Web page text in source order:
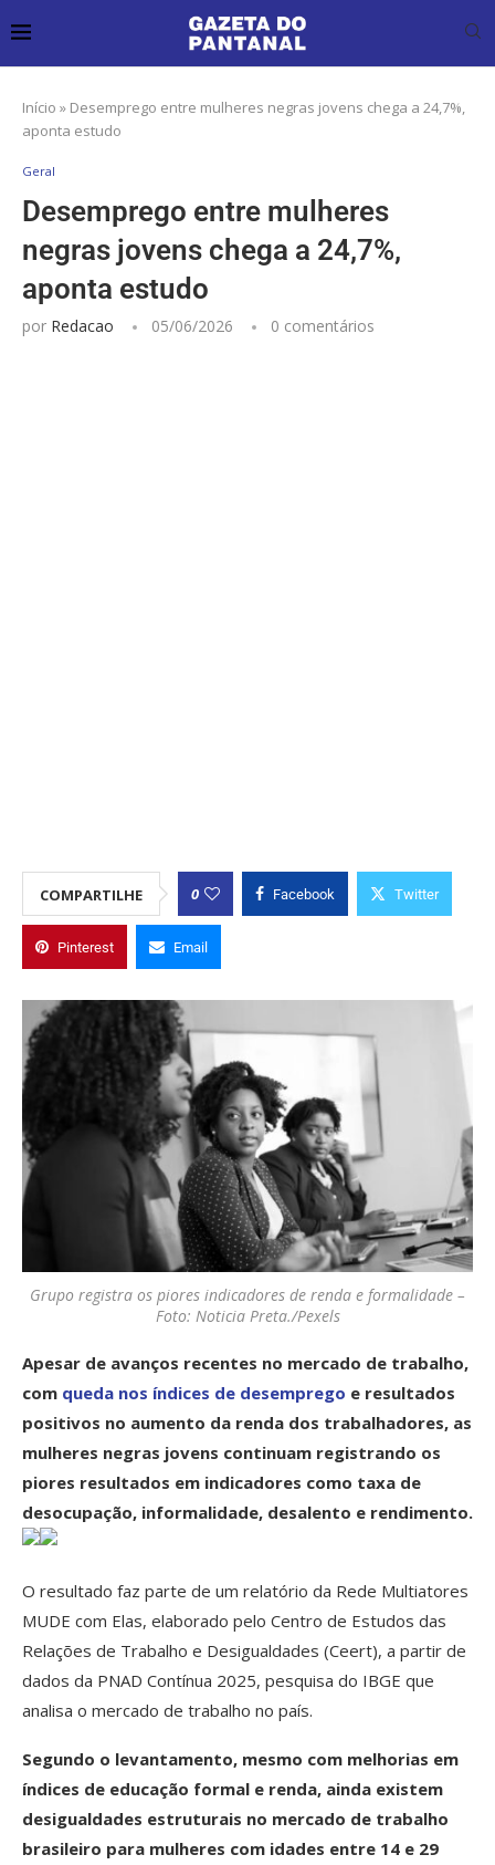
Início » Desemprego entre mulheres negras jovens chega a 24,7%,
aponta estudo
Geral
Desemprego entre mulheres
negras jovens chega a 24,7%,
aponta estudo
por Redacao 05/06/2026 0 comentários
COMPARTILHE 0 Facebook Twitter
Pinterest Email
Grupo registra os piores indicadores de renda e formalidade –
Foto: Noticia Preta./Pexels
Apesar de avanços recentes no mercado de trabalho,
com queda nos índices de desemprego e resultados
positivos no aumento da renda dos trabalhadores, as
mulheres negras jovens continuam registrando os
piores resultados em indicadores como taxa de
desocupação, informalidade, desalento e rendimento.
O resultado faz parte de um relatório da Rede Multiatores
MUDE com Elas, elaborado pelo Centro de Estudos das
Relações de Trabalho e Desigualdades (Ceert), a partir de
dados da PNAD Contínua 2025, pesquisa do IBGE que
analisa o mercado de trabalho no país.
Segundo o levantamento, mesmo com melhorias em
índices de educação formal e renda, ainda existem
desigualdades estruturais no mercado de trabalho
brasileiro para mulheres com idades entre 14 e 29